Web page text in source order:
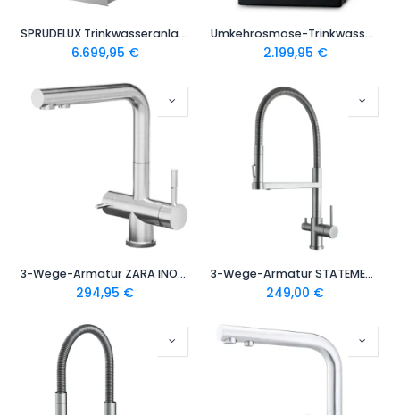
SPRUDELUX Trinkwasseranlage QUANTUM 150 - Auftisch Sprudelanlage für bis zu 150 Personen
6.699,95 €
Umkehrosmose-Trinkwassersystem SPRUDELUX EL
2.199,95 €
3-Wege-Armatur ZARA INOX L-Auslauf in Edelstahl Massiv
294,95 €
3-Wege-Armatur STATEMENT Spiralfeder - 360° drehbarer Wasserhahn aus massivem 304 Edelstahl | Farbe: Edelstahl gebürstet, Schwarz
249,00 €